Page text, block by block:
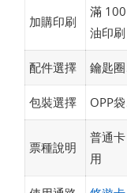
加購印刷
滿
油印刷
配件選擇 鑰匙
包裝選擇 OPP
票種說明
普通
用